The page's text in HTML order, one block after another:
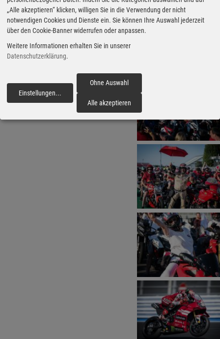
„Alle akzeptieren“ klicken, willigen Sie in die Verwendung der nicht
notwendigen Cookies und Dienste ein. Sie können Ihre Auswahl jederzeit
über den Cookie-Banner widerrufen oder anpassen.
Weitere Informationen erhalten Sie in unserer
Datenschutzerklärung.
Einstellungen...
Ohne Auswahl
Alle akzeptieren